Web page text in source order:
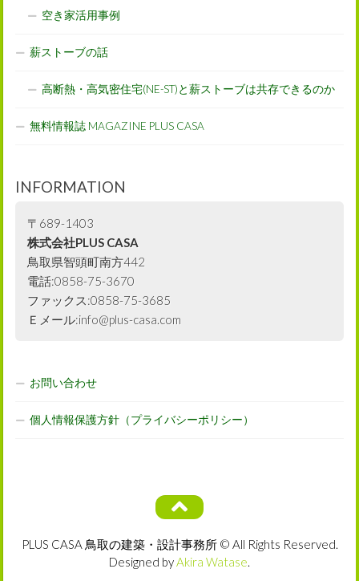
空き家活用事例
薪ストーブの話
高断熱・高気密住宅(NE-ST)と薪ストーブは共存できるのか
無料情報誌 MAGAZINE PLUS CASA
INFORMATION
〒689-1403
株式会社PLUS CASA
鳥取県智頭町南方442
電話:0858-75-3670
ファックス:0858-75-3685
Ｅメール:info@plus-casa.com
お問い合わせ
個人情報保護方針（プライバシーポリシー）
PLUS CASA 鳥取の建築・設計事務所 © All Rights Reserved.
Designed byAkira Watase.